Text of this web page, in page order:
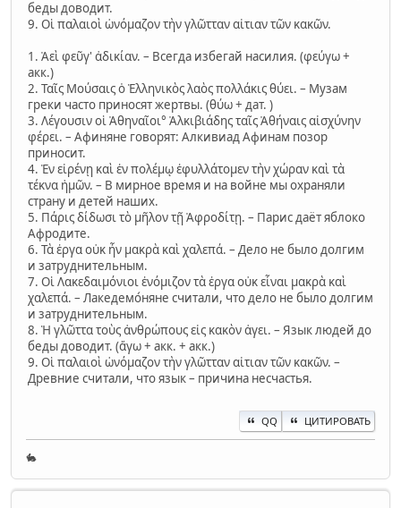
беды доводит.
9. Οἱ παλαιοὶ ὠνόμαζον τὴν γλῶτταν αἰτιαν τῶν κακῶν.
1. Ἁεὶ φεῦγ' ἀδικίαν. – Всегда избегай насилия. (φεύγω +
акк.)
2. Ταῖς Μούσαις ὁ Ἑλληνικὸς λαὸς πολλάκις θύει. – Музам
греки часто приносят жертвы. (θύω + дат. )
3. Λέγουσιν οἱ Ἀθηναῖοι° Ἀλκιβιάδης ταῖς Ἀθήναις αἰσχύνην
φέρει. – Афиняне говорят: Алкивиад Афинам позор
приносит.
4. Ἐν εἰρένῃ καὶ ἐν πολέμῳ ἐφυλλάτομεν τὴν χώραν καὶ τὰ
τέκνα ἡμῶν. – В мирное время и на войне мы охраняли
страну и детей наших.
5. Πάρις δίδωσι τὸ μῆλον τῇ Ἀφροδίτῃ. – Парис даёт яблоко
Афродите.
6. Τὰ ἐργα οὐκ ἦν μακρὰ καὶ χαλεπά. – Дело не было долгим
и затруднительным.
7. Οἱ Λακεδαιμόνιοι ἐνόμιζον τὰ ἐργα οὐκ εἶναι μακρὰ καὶ
χαλεπά. – Лакедемо́няне считали, что дело не было долгим
и затруднительным.
8. Ἡ γλῶττα τοὺς ἀνθρώπους εἰς κακὸν ἀγει. – Язык людей до
беды доводит. (ἄγω + акк. + акк.)
9. Οἱ παλαιοὶ ὠνόμαζον τὴν γλῶτταν αἰτιαν τῶν κακῶν. –
Древние считали, что язык – причина несчастья.
QQ ЦИТИРОВАТЬ
🐇